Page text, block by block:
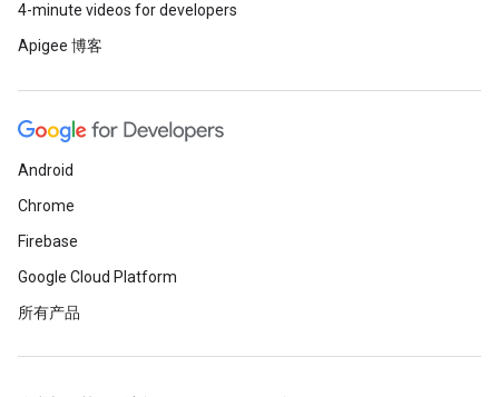
4-minute videos for developers
Apigee 博客
Android
Chrome
Firebase
Google Cloud Platform
所有产品